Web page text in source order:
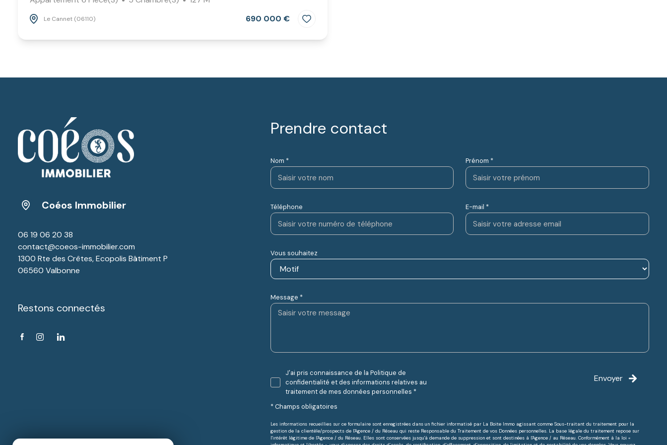
Le Cannet (06110) 690 000 €
Prendre contact
Nom * Prénom *
Téléphone E-mail *
Vous souhaitez
Message *
J'ai pris connaissance de la Politique de
confidentialité et des informations relatives au
traitement de mes données personnelles *
* Champs obligatoires
Envoyer
Les informations recueillies sur ce formulaire sont enregistrées dans un fichier informatisé par La Boite Immo agissant comme Sous-traitant du traitement pour la
gestion de la clientèle/prospects de l'Agence / du Réseau qui reste Responsable du Traitement de vos Données personnelles. La base légale du traitement repose sur
l'intérêt légitime de l'Agence / du Réseau. Elles sont conservées jusqu'à demande de suppression et sont destinées à l'Agence / au Réseau. Conformément à la loi «
Coéos Immobilier
06 19 06 20 38
contact@coeos-immobilier.com
1300 Rte des Crêtes, Ecopolis Bâtiment P
06560 Valbonne
Restons connectés